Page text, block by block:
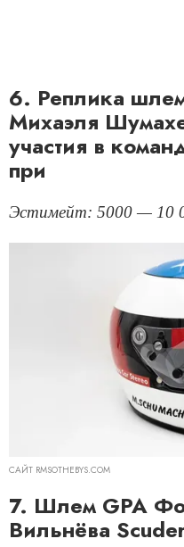
6. Реплика
Михаэля
участия в
при
Эстимейт: 5000 — 10
САЙТ RMSOTHEBYS.COM
7. Шлем GPA
Вильнёва